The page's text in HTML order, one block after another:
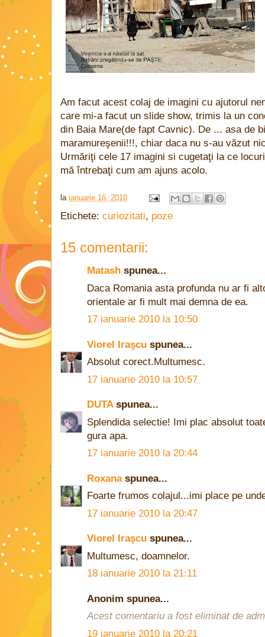
Am facut acest colaj de imagini cu ajutorul
care mi-a facut un slide show, trimis la un
din Baia Mare(de fapt Cavnic). De ... asa de
maramureşenii!!!, chiar daca nu s-au văzut
Urmăriţi cele 17 imagini si cugetaţi la ce
mă întrebaţi cum am ajuns acolo.
la ianuarie 16, 2010
Etichete: curiozitati, poze
15 comentarii:
Matash spunea...
Daca Romania asta profunda nu ar fi
orientale ar fi mult mai demna de ea.
17 ianuarie 2010 la 10:50
Viorel Iraşcu spunea...
Absolut corect.Multumesc.
17 ianuarie 2010 la 10:57
DUTAspunea...
Splendida selectie! Imi plac absolut
gura apa.
17 ianuarie 2010 la 20:44
Roxanaspunea...
Foarte frumos colajul...imi place pe
17 ianuarie 2010 la 20:47
Viorel Iraşcu spunea...
Multumesc, doamnelor.
18 ianuarie 2010 la 21:11
Anonim spunea...
Acest comentariu a fost eliminat de
19 ianuarie 2010 la 20:21